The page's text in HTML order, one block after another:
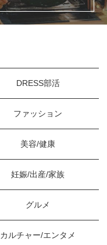
DRESS部活
ファッション
美容/健康
妊娠/出産/家族
グルメ
カルチャー/エンタメ